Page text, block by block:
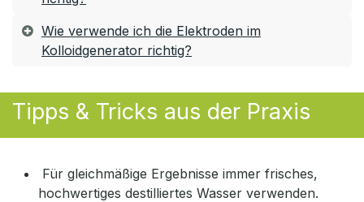
Wie verwende ich die Elektroden im
Kolloidgenerator richtig?
Tipps & Tricks aus der Praxis
Für gleichmäßige Ergebnisse immer frisches,
hochwertiges destilliertes Wasser verwenden.